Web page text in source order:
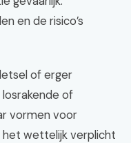
en de risico’s
of erger
of
vormen voor
het wettelijk verplicht